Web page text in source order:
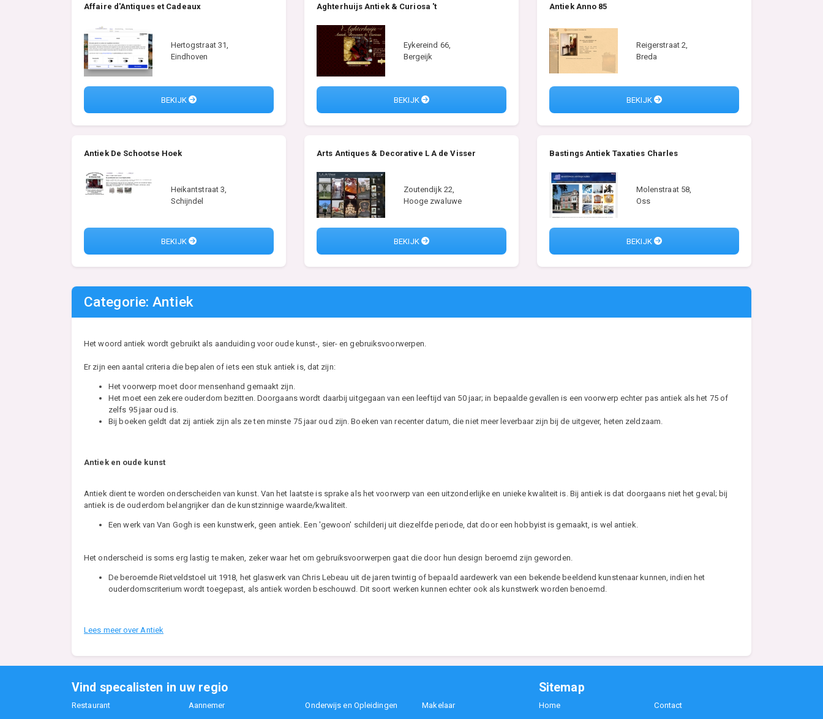
Affaire d'Antiques et Cadeaux
Hertogstraat 31,
Eindhoven
BEKIJK
Aghterhuijs Antiek & Curiosa 't
Eykereind 66,
Bergeijk
BEKIJK
Antiek Anno 85
Reigerstraat 2,
Breda
BEKIJK
Antiek De Schootse Hoek
Heikantstraat 3,
Schijndel
BEKIJK
Arts Antiques & Decorative L A de Visser
Zoutendijk 22,
Hooge zwaluwe
BEKIJK
Bastings Antiek Taxaties Charles
Molenstraat 58,
Oss
BEKIJK
Categorie: Antiek
Het woord antiek wordt gebruikt als aanduiding voor oude kunst-, sier- en gebruiksvoorwerpen.
Er zijn een aantal criteria die bepalen of iets een stuk antiek is, dat zijn:
Het voorwerp moet door mensenhand gemaakt zijn.
Het moet een zekere ouderdom bezitten. Doorgaans wordt daarbij uitgegaan van een leeftijd van 50 jaar; in bepaalde gevallen is een voorwerp echter pas antiek als het 75 of
zelfs 95 jaar oud is.
Bij boeken geldt dat zij antiek zijn als ze ten minste 75 jaar oud zijn. Boeken van recenter datum, die niet meer leverbaar zijn bij de uitgever, heten zeldzaam.
Antiek en oude kunst
Antiek dient te worden onderscheiden van kunst. Van het laatste is sprake als het voorwerp van een uitzonderlijke en unieke kwaliteit is. Bij antiek is dat doorgaans niet het geval; bij
antiek is de ouderdom belangrijker dan de kunstzinnige waarde/kwaliteit.
Een werk van Van Gogh is een kunstwerk, geen antiek. Een 'gewoon' schilderij uit diezelfde periode, dat door een hobbyist is gemaakt, is wel antiek.
Het onderscheid is soms erg lastig te maken, zeker waar het om gebruiksvoorwerpen gaat die door hun design beroemd zijn geworden.
De beroemde Rietveldstoel uit 1918, het glaswerk van Chris Lebeau uit de jaren twintig of bepaald aardewerk van een bekende beeldend kunstenaar kunnen, indien het
ouderdomscriterium wordt toegepast, als antiek worden beschouwd. Dit soort werken kunnen echter ook als kunstwerk worden benoemd.
Lees meer over Antiek
Vind specalisten in uw regio
Restaurant Aannemer Onderwijs en Opleidingen Makelaar
Sitemap
Home Contact